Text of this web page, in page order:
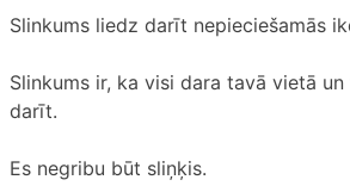
Slinkums liedz darīt nepieciešamās
Slinkums ir, ka visi dara tavā vietā
darīt.
Es negribu būt sliņķis.